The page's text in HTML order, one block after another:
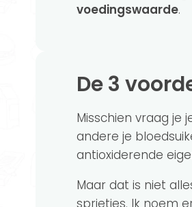
voedingswaarde.
De 3
Misschien vraag je
andere je
antioxiderende
Maar dat is niet
sprietjes. Ik noem